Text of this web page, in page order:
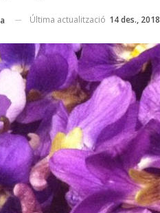
Última actualització 14 des., 2018